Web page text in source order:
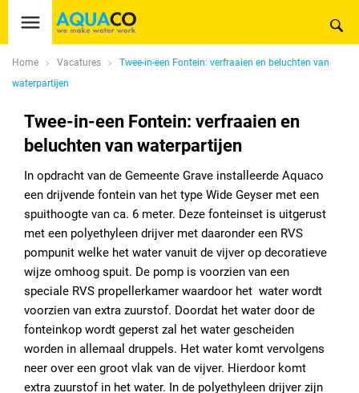
Home Vacatures
Twee-in-een Fontein: verfraaien en beluchten van
waterpartijen
Twee-in-een Fontein: verfraaien en
beluchten van waterpartijen
In opdracht van de Gemeente Grave installeerde Aquaco
een drijvende fontein van het type Wide Geyser met een
spuithoogte van ca. 6 meter. Deze fonteinset is uitgerust
met een polyethyleen drijver met daaronder een RVS
pompunit welke het water vanuit de vijver op decoratieve
wijze omhoog spuit. De pomp is voorzien van een
speciale RVS propellerkamer waardoor het water wordt
voorzien van extra zuurstof. Doordat het water door de
fonteinkop wordt geperst zal het water gescheiden
worden in allemaal druppels. Het water komt vervolgens
neer over een groot vlak van de vijver. Hierdoor komt
extra zuurstof in het water. In de polyethyleen drijver zijn